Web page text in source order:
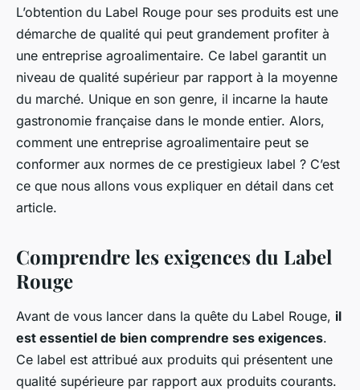
Comment une entreprise
agroalimentaire peut-elle se
conformer aux normes du
Label Rouge pour ses produits
?
Valentine•1 mai 2024•5 min de lecture
L’obtention du Label Rouge pour ses produits est une
démarche de qualité qui peut grandement profiter à
une entreprise agroalimentaire. Ce label garantit un
niveau de qualité supérieur par rapport à la moyenne
du marché. Unique en son genre, il incarne la haute
gastronomie française dans le monde entier. Alors,
comment une entreprise agroalimentaire peut se
conformer aux normes de ce prestigieux label ? C’est
ce que nous allons vous expliquer en détail dans cet
article.
Comprendre les exigences du Label
Rouge
Avant de vous lancer dans la quête du Label Rouge, il
est essentiel de bien comprendre ses exigences.
Ce label est attribué aux produits qui présentent une
qualité supérieure par rapport aux produits courants.